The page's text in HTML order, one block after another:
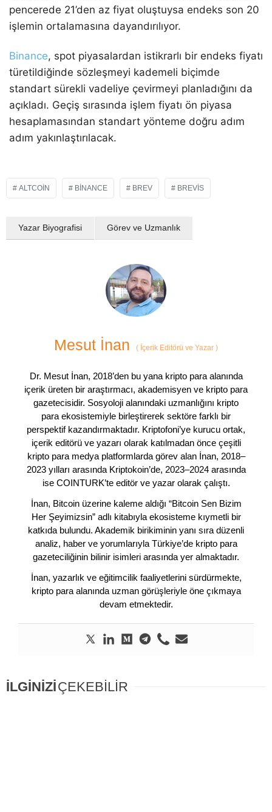
pencerede 21’den az fiyat oluştuysa endeks son 20
işlemin ortalamasına dayandırılıyor.
Binance, spot piyasalardan istikrarlı bir endeks fiyatı
türetildiğinde sözleşmeyi kademeli biçimde
standart sürekli vadeliye çevirmeyi planladığını da
açıkladı. Geçiş sırasında işlem fiyatı ön piyasa
hesaplamasından standart yönteme doğru adım
adım yakınlaştırılacak.
ALTCOIN BINANCE BREV BREVIS
Yazar Biyografisi Görev ve Uzmanlık
Mesut İnan ( İçerik Editörü ve Yazar )
Dr. Mesut İnan, 2018’den bu yana kripto para alanında
içerik üreten bir araştırmacı, akademisyen ve kripto para
gazetecisidir. Sosyoloji alanındaki uzmanlığını kripto
para ekosistemiyle birleştirerek sektöre farklı bir
perspektif kazandırmaktadır. Kriptofoni’ye kurucu ortak,
içerik editörü ve yazarı olarak katılmadan önce çeşitli
kripto para medya platformlarda görev alan İnan, 2018–
2023 yılları arasında Kriptokoin’de, 2023–2024 arasında
ise COINTURK’te editör ve yazar olarak çalıştı.
İnan, Bitcoin üzerine kaleme aldığı “Bitcoin Sen Bizim
Her Şeyimizsin” adlı kitabıyla ekosisteme kıymetli bir
katkıda bulundu. Akademik birikiminin yanı sıra düzenli
analiz, haber ve yorumlarıyla Türkiye’de kripto para
gazeteciliğinin bilinir isimleri arasında yer almaktadır.
İnan, yazarlık ve eğitimcilik faaliyetlerini sürdürmekte,
kripto para alanında uzman görüşleriyle öne çıkmaya
devam etmektedir.
İLGİNİZİÇEKEBİLİR